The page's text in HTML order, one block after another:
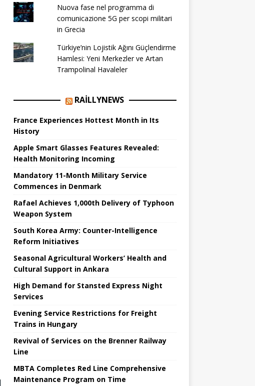
Nuova fase nel programma di
comunicazione 5G per scopi militari
in Grecia
Türkiye’nin Lojistik Ağını Güçlendirme
Hamlesi: Yeni Merkezler ve Artan
Trampolinal Havaleler
RAILLYNEWS
France Experiences Hottest Month in Its
History
Apple Smart Glasses Features Revealed:
Health Monitoring Incoming
Mandatory 11-Month Military Service
Commences in Denmark
Rafael Achieves 1,000th Delivery of Typhoon
Weapon System
South Korea Army: Counter-Intelligence
Reform Initiatives
Seasonal Agricultural Workers’ Health and
Cultural Support in Ankara
High Demand for Stansted Express Night
Services
Evening Service Restrictions for Freight
Trains in Hungary
Revival of Services on the Brenner Railway
Line
MBTA Completes Red Line Comprehensive
Maintenance Program on Time